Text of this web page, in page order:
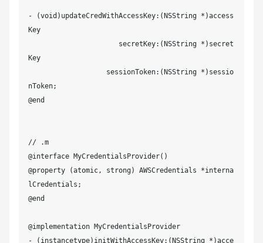
- (void)updateCredWithAccessKey:(NSString *)access
Key
Key
nToken;
@end
// .m
@interface MyCredentialsProvider()
@property (atomic, strong) AWSCredentials *interna
lCredentials;
@end
@implementation MyCredentialsProvider
- (instancetype)initWithAccessKey:(NSString *)acce